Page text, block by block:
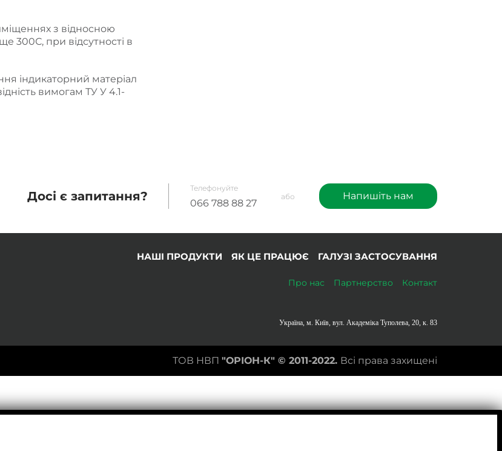
з відносною
300С, при відсутності в
індикаторний матеріал
вимогам ТУ У 4.1-
Досі є запитання?
Телефонуйте
066 788 88 27
або Напишіть нам
НАШІ ПРОДУКТИ ЯК ЦЕ ПРАЦЮЄ ГАЛУЗІ ЗАСТОСУВАННЯ
Про нас Партнерство Контакт
Україна, м. Київ, вул. Академіка Туполева, 20, к. 83
ТОВ НВП "ОРІОН-К" © 2011-2022. Всі права захищені